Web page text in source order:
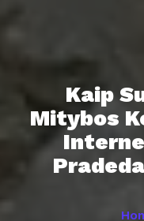
Kaip
Mitybos